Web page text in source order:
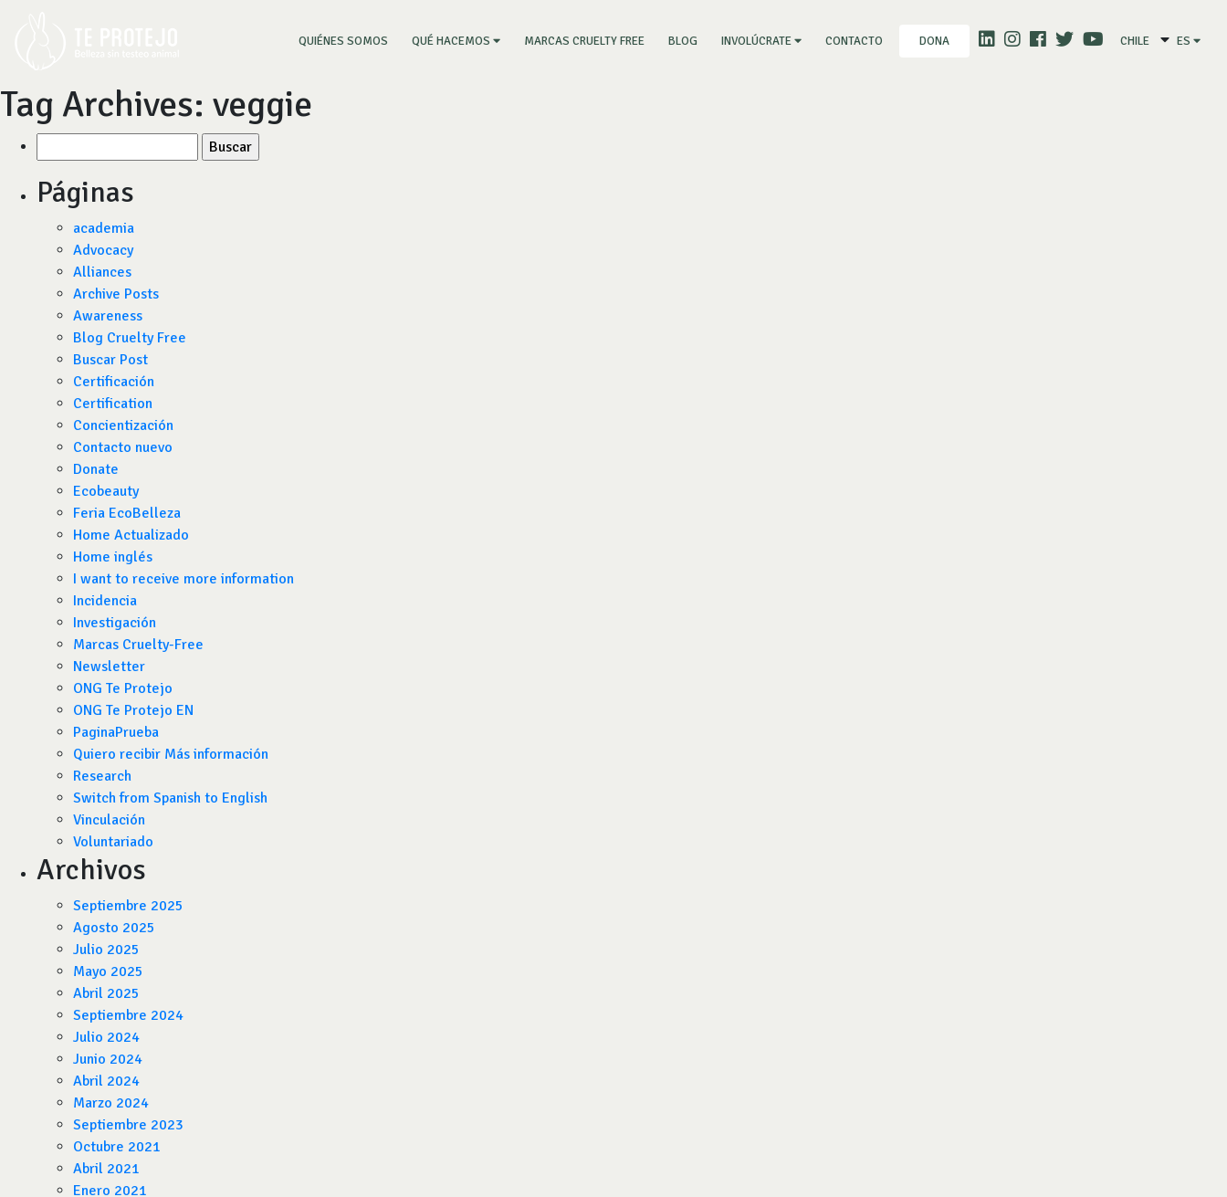
QUIÉNES SOMOS (CURRENT)
QUÉ HACEMOS MARCAS CRUELTY FREE BLOG INVOLÚCRATE CONTACTO DONA CHILE ES
Tag Archives: veggie
por:
Páginas
academia
Advocacy
Alliances
Archive Posts
Awareness
Blog Cruelty Free
Buscar Post
Certificación
Certification
Concientización
Contacto nuevo
Donate
Ecobeauty
Feria EcoBelleza
Home Actualizado
Home inglés
I want to receive more information
Incidencia
Investigación
Marcas Cruelty-Free
Newsletter
ONG Te Protejo
ONG Te Protejo EN
PaginaPrueba
Quiero recibir Más información
Research
Switch from Spanish to English
Vinculación
Voluntariado
Archivos
Septiembre 2025
Agosto 2025
Julio 2025
Mayo 2025
Abril 2025
Septiembre 2024
Julio 2024
Junio 2024
Abril 2024
Marzo 2024
Septiembre 2023
Octubre 2021
Abril 2021
Enero 2021